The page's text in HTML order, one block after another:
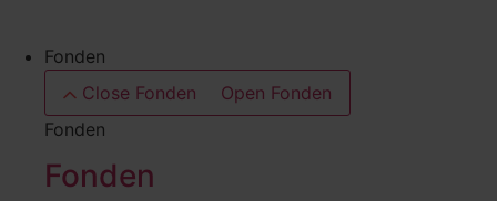
Fonden
Close Fonden
Open Fonden
Fonden
Fonden